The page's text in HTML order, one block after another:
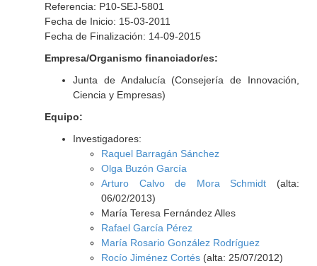
Referencia: P10-SEJ-5801
Fecha de Inicio: 15-03-2011
Fecha de Finalización: 14-09-2015
Empresa/Organismo financiador/es:
Junta de Andalucía (Consejería de Innovación,
Ciencia y Empresas)
Equipo:
Investigadores:
Raquel Barragán Sánchez
Olga Buzón García
Arturo Calvo de Mora Schmidt (alta:
06/02/2013)
María Teresa Fernández Alles
Rafael García Pérez
María Rosario González Rodríguez
Rocío Jiménez Cortés(alta: 25/07/2012)